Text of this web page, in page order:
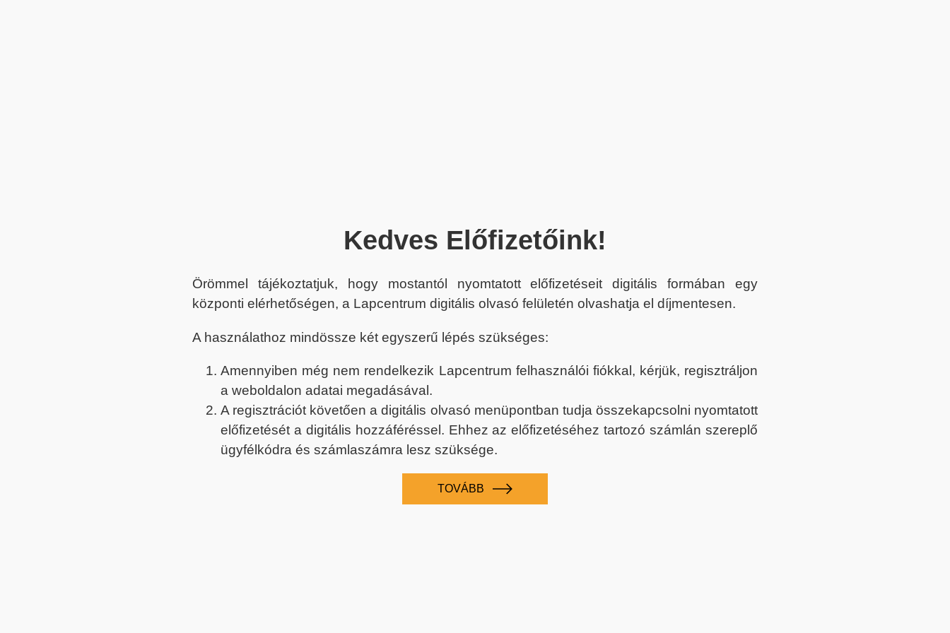
Kedves Előfizetőink!
Örömmel tájékoztatjuk, hogy mostantól nyomtatott előfizetéseit digitális formában egy
központi elérhetőségen, a Lapcentrum digitális olvasó felületén olvashatja el díjmentesen.
A használathoz mindössze két egyszerű lépés szükséges:
Amennyiben még nem rendelkezik Lapcentrum felhasználói fiókkal, kérjük, regisztráljon
a weboldalon adatai megadásával.
A regisztrációt követően a digitális olvasó menüpontban tudja összekapcsolni nyomtatott
előfizetését a digitális hozzáféréssel. Ehhez az előfizetéséhez tartozó számlán szereplő
ügyfélkódra és számlaszámra lesz szüksége.
TOVÁBB